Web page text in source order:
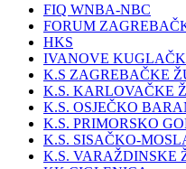
FIQ WNBA-NBC
FORUM
HKS
IVANOVE
K.S ZAGREBAČKE
K.S. KARLOVAČKE
K.S. OSJEČKO
K.S. PRIMORSKO
K.S. SISAČKO-
K.S. VARAŽDINSKE